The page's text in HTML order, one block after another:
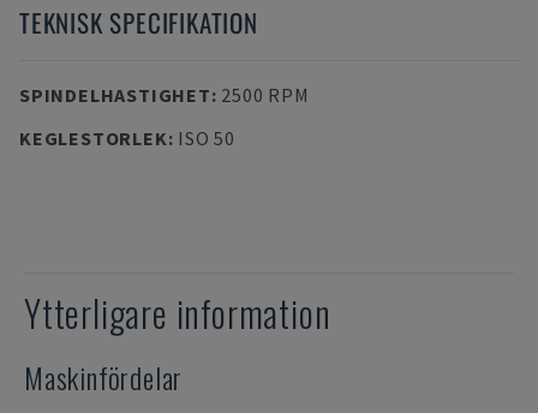
TEKNISK SPECIFIKATION
SPINDELHASTIGHET: 2500 RPM
KEGLESTORLEK: ISO 50
Ytterligare information
Maskinfördelar